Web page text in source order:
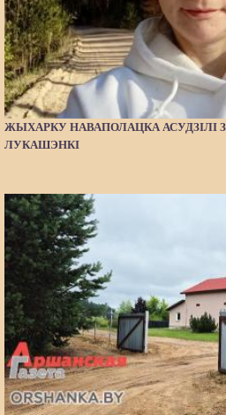
ЖЫХАРКУ НАВАПОЛАЦКА АСУДЗІЛІ
ЛУКАШЭНКІ